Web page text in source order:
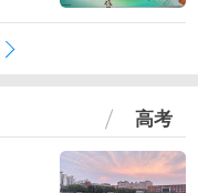
高考